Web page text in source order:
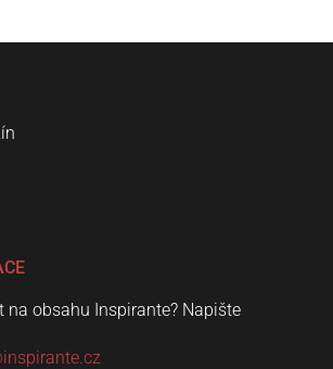
na obsahu Inspirante? Napište